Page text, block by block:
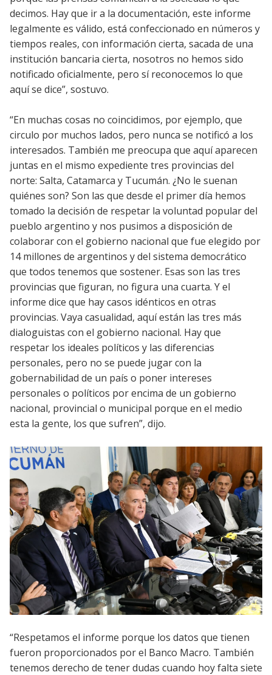
decimos. Hay que ir a la documentación, este informe
legalmente es válido, está confeccionado en números y
tiempos reales, con información cierta, sacada de una
institución bancaria cierta, nosotros no hemos sido
notificado oficialmente, pero sí reconocemos lo que
aquí se dice”, sostuvo.
“En muchas cosas no coincidimos, por ejemplo, que
circulo por muchos lados, pero nunca se notificó a los
interesados. También me preocupa que aquí aparecen
juntas en el mismo expediente tres provincias del
norte: Salta, Catamarca y Tucumán. ¿No le suenan
quiénes son? Son las que desde el primer día hemos
tomado la decisión de respetar la voluntad popular del
pueblo argentino y nos pusimos a disposición de
colaborar con el gobierno nacional que fue elegido por
14 millones de argentinos y del sistema democrático
que todos tenemos que sostener. Esas son las tres
provincias que figuran, no figura una cuarta. Y el
informe dice que hay casos idénticos en otras
provincias. Vaya casualidad, aquí están las tres más
dialoguistas con el gobierno nacional. Hay que
respetar los ideales políticos y las diferencias
personales, pero no se puede jugar con la
gobernabilidad de un país o poner intereses
personales o políticos por encima de un gobierno
nacional, provincial o municipal porque en el medio
esta la gente, los que sufren”, dijo.
“Respetamos el informe porque los datos que tienen
fueron proporcionados por el Banco Macro. También
tenemos derecho de tener dudas cuando hoy falta siete